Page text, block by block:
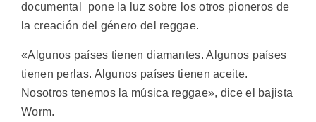
documental pone la luz sobre los otros pioneros de
la creación del género del reggae.
«Algunos países tienen diamantes. Algunos países
tienen perlas. Algunos países tienen aceite.
Nosotros tenemos la música reggae», dice el bajista
Worm.